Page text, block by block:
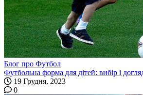
Блог про Футбол
Футбольна форма для дітей: вибір і
19 Грудня, 2023
0